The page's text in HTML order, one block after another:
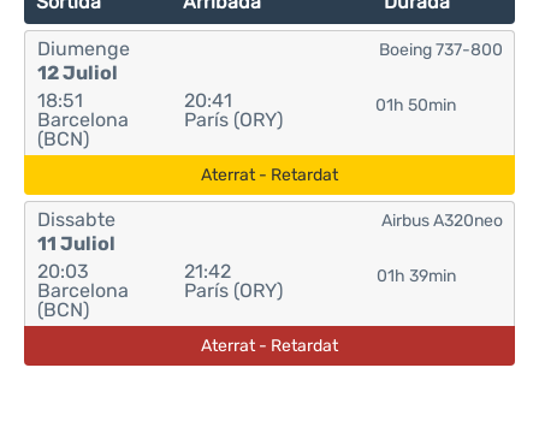
Diumenge
12 Juliol
18:51
Barcelona
(BCN)
20:41
París (ORY)
01h 50min
Boeing 737-800
Aterrat - Retardat
Dissabte
11 Juliol
20:03
Barcelona
(BCN)
21:42
París (ORY)
01h 39min
Airbus A320neo
Aterrat - Retardat